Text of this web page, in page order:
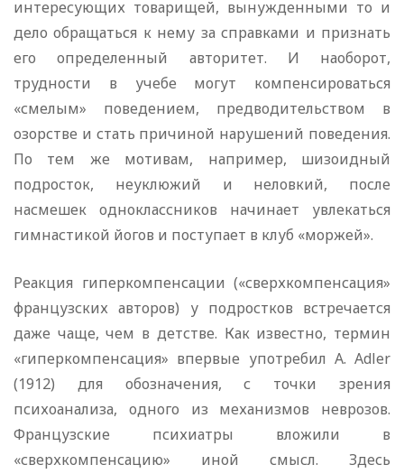
интересующих товарищей, вынужденными то и
дело обращаться к нему за справками и признать
его определенный авторитет. И наоборот,
трудности в учебе могут компенсироваться
«смелым» поведением, предводительством в
озорстве и стать причиной нарушений поведения.
По тем же мотивам, например, шизоидный
подросток, неуклюжий и неловкий, после
насмешек одноклассников начинает увлекаться
гимнастикой йогов и поступает в клуб «моржей».
Реакция гиперкомпенсации («сверхкомпенсация»
французских авторов) у подростков встречается
даже чаще, чем в детстве. Как известно, термин
«гиперкомпенсация» впервые употребил A. Adler
(1912) для обозначения, с точки зрения
психоанализа, одного из механизмов неврозов.
Французские психиатры вложили в
«сверхкомпенсацию» иной смысл. Здесь